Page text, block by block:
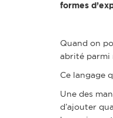
formes
Quand on
abrité parmi
Ce langage
Une des
d’ajouter